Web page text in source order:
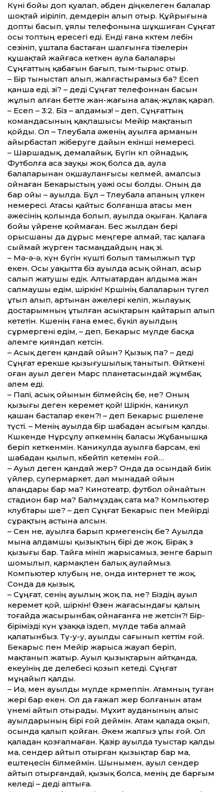
Күні бойы доп қуалап, әбден діңкелеген балалар
шоқтай иіріліп, демдерін алып отыр. Құйрығына
допты басып, ұялы телефонына шұқшиған Сұңғат
осы топтың ересегі еді. Енді ғана көктем лебін
сезініп, ұштала бастаған шалғынға тізелерін
құшақтай жайғаса кеткен аула балалары
Сұңғаттың қабағын бағып, тым-тырыс отыр.
– Бір тыныстап алып, жалғастырамыз ба? Есеп
қанша еді, өзі? – деді Сұңғат телефоннан басын
жұлып алған бетте жан-жағына алақ-жұлақ қарап.
– Есеп – 3:2. Біз – алдамыз! – деп, Сұңғаттың
командасының қақпашысы Мейір мақтанып
қойды. Ол – Төлеубала әженің ауылға арманын
айырбастап жіберуге дайын екінші немересі.
– Шаршадық, демалайық. Бүгін көп ойнадық.
Футболға аса зауқы жоқ болса да, аула
балаларынан оқшауланғысы келмей, амалсыз
ойнаған Бекарыстың уәжі осы болды. Оның да
бар ойы – ауылда. Бұл – Төлеубала апаның үлкен
немересі. Атасы қайтыс болғанша атасы мен
әжесінің қолында болып, ауылда оқыған. Қалаға
бойы үйрене қоймаған. Бес жылдан бері
орысшаны да дұрыс меңгере алмай, тас қалаға
сыймай жүрген тасмаңдайдың нақ өзі.
– Мә-ә-ә, күн бүгін күшті болып тамылжып тұр
екен. Осы уақытта біз ауылда асық ойнап, асыр
салып жатушы едік. Алтыатардан алдыма жан
салмаушы едім, шіркін! Көршінің балаларын түгел
ұтып алып, артынан әжелері келіп, жылауық
достарымның ұтылған асықтарын қайтарып алып
кететін. Көшенің ғана емес, бүкіл ауылдың
сұрмергені едім, – деп, Бекарыс мүлде басқа
әлемге қияндап кетсін.
– Асық деген қандай ойын? Қызық па? – деді
Сұңғат ерекше қызығушылық танытып. Өйткені
оған ауыл деген Марс планетасындай жұмбақ
әлем еді.
– Пәлі, асық ойынын білмейсің бе, не? Оның
қызығы деген керемет қой! Шіркін, каникул
қашан басталар екен?! – деп Бекарыс өршелене
түсті. – Менің ауылда бір шабадан асығым қалды.
Көшкенде Нұрсұлу әпкемнің баласы Жұбанышқа
беріп кеткенмін. Каникулда ауылға барсам, екі
шабадан қылып, көбейтіп кетемін ғой…
– Ауыл деген қандай жер? Онда да осындай биік
үйлер, супермаркет, дәл мынадай ойын
алаңдары бар ма? Кинотеатр, футбол ойнайтын
стадион бар ма? Балмұздақ сата ма? Компьютер
клубтары ше? – деп Сұңғат Бекарыс пен Мейірді
сұрақтың астына алсын.
– Сен не, ауылға барып көрмегенсің бе? Ауылда
мына алдамшы қызықтың бірі де жоқ. Бірақ өз
қызығы бар. Тайға мініп жарысамыз, өзенге барып
шомылып, қармақпен балық аулаймыз.
Компьютер клубың не, онда интернет те жоқ.
Сонда да қызық.
– Сұңғат, сенің ауылың жоқ па, не? Біздің ауыл
керемет қой, шіркін! Өзен жағасындағы қалың
тоғайда жасырынбақ ойнағанға не жетсін?! Бір-
бірімізді күн ұзаққа іздеп, мүлде таба алмай
қалатын­быз. Тү-у-у, ауылды сағынып кеттім ғой.
Бекарыс пен Мейір жарыса жауап беріп,
мақтанып жатыр. Ауыл қызықтарын айтқанда,
екеуінің де делебесі қозып кетеді. Сұңғат
мұңайып қалды.
– Иә, мен ауылды мүлде көрмеппін. Атамның туған
жері бар екен. Ол да ғажап жер болғанын атам
үнемі айтып отырады. Мұхит ауданының алыс
ауылдарының бірі ғой деймін. Атам қалада оқып,
осында қалып қойған. Әкем жалғыз ұлы ғой. Ол
қаладан қозғалмаған. Қазір ауылда туыстар қалды
ма, сендер айтып отырған қызықтар бар ма,
ештеңесін білмеймін. Шынымен, ауыл сендер
айтып отырғандай, қызық болса, менің де барғым
келеді – деді аптыға.